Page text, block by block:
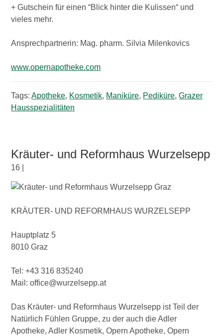
+ Gutschein für einen “Blick hinter die Kulissen“ und
vieles mehr.
Ansprechpartnerin: Mag. pharm. Silvia Milenkovics
www.opernapotheke.com
Tags:Apotheke, Kosmetik, Maniküre, Pediküre,Grazer
Hausspezialitäten
Kräuter- und Reformhaus Wurzelsepp
16 |
KRÄUTER- UND REFORMHAUS WURZELSEPP
Hauptplatz 5
8010 Graz
Tel: +43 316 835240
Mail: office@wurzelsepp.at
Das Kräuter- und Reformhaus Wurzelsepp ist Teil der
Natürlich Fühlen Gruppe, zu der auch die Adler
Apotheke, Adler Kosmetik, Opern Apotheke, Opern